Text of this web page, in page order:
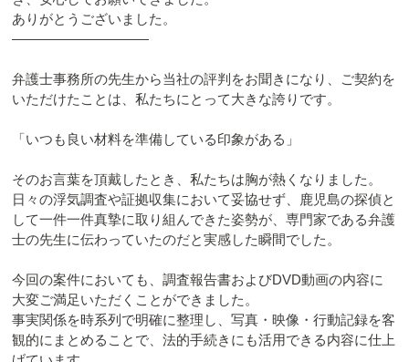
ありがとうございました。
――――――――――
弁護士事務所の先生から当社の評判をお聞きになり、ご契約を
いただけたことは、私たちにとって大きな誇りです。
「いつも良い材料を準備している印象がある」
そのお言葉を頂戴したとき、私たちは胸が熱くなりました。
日々の浮気調査や証拠収集において妥協せず、鹿児島の探偵と
して一件一件真摯に取り組んできた姿勢が、専門家である弁護
士の先生に伝わっていたのだと実感した瞬間でした。
今回の案件においても、調査報告書およびDVD動画の内容に
大変ご満足いただくことができました。
事実関係を時系列で明確に整理し、写真・映像・行動記録を客
観的にまとめることで、法的手続きにも活用できる内容に仕上